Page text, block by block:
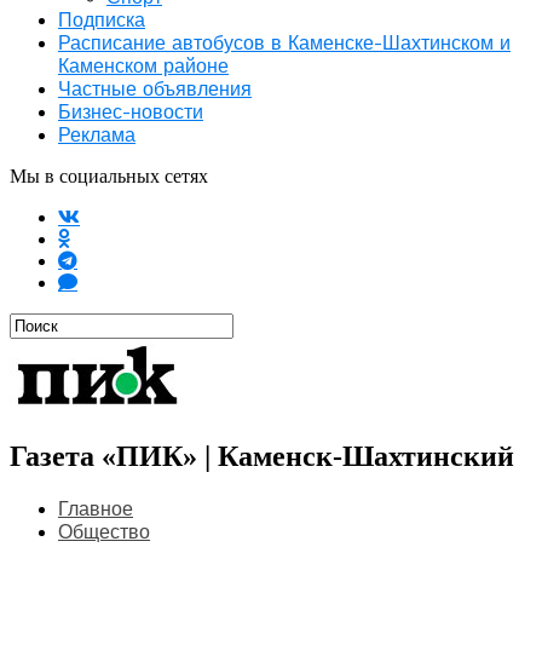
Подписка
Расписание автобусов в Каменске-Шахтинском и
Каменском районе
Частные объявления
Бизнес-новости
Реклама
Мы в социальных сетях
Газета «ПИК» | Каменск-Шахтинский
Главное
Общество